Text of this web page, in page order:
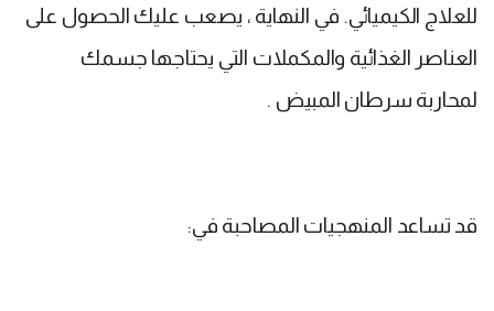
للعلاج الكيميائي. في النهاية ، يصعب عليك الحصول على
العناصر الغذائية والمكملات التي يحتاجها جسمك
لمحاربة سرطان المبيض .
قد تساعد المنهجيات المصاحبة في: